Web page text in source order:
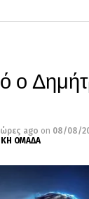
ο
ώρες ago on 08/08/
ΟΜΑΔΑ